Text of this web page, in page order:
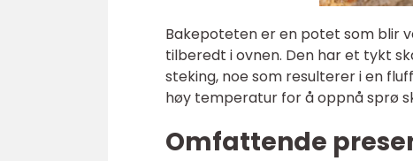
Bakepoteten er en potet som blir
tilberedt i ovnen. Den har et tykt
steking, noe som resulterer i en
høy temperatur for å oppnå sprø
Omfattende